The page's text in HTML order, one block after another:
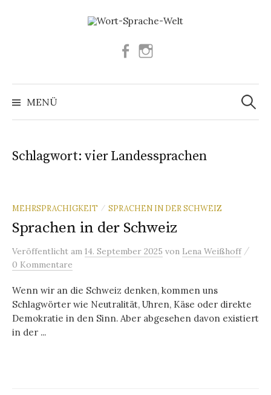
Facebook
MENÜ
Suchen
nach:
Schlagwort:vier Landessprachen
MEHRSPRACHIGKEIT / SPRACHEN IN DER SCHWEIZ
Sprachen in der Schweiz
Veröffentlicht am 14. September 2025 von Lena Weißhoff /
0 Kommentare
Wenn wir an die Schweiz denken, kommen uns
Schlagwörter wie Neutralität, Uhren, Käse oder direkte
Demokratie in den Sinn. Aber abgesehen davon existiert
in der ...